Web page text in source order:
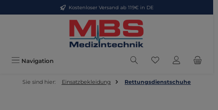
Zum Hauptinhalt springenKostenloser Versand ab 119€ in DE
Navigation Du hast 0
Sie sind hier: Einsatzbekleidung Rettungsdienstschuhe